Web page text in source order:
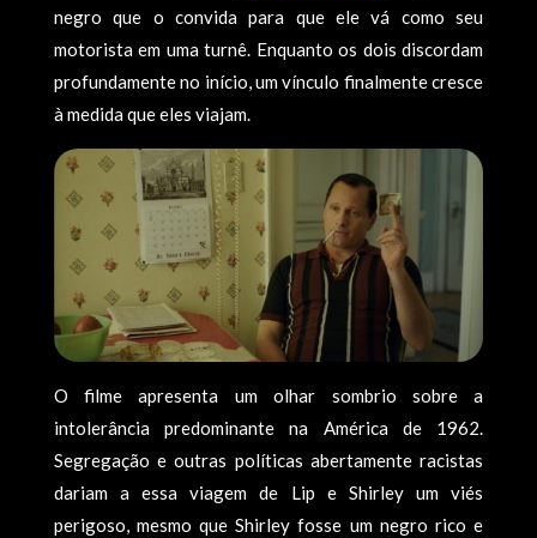
negro que o convida para que ele vá como seu
motorista em uma turnê. Enquanto os dois discordam
profundamente no início, um vínculo finalmente cresce
à medida que eles viajam.
O filme apresenta um olhar sombrio sobre a
intolerância predominante na América de 1962.
Segregação e outras políticas abertamente racistas
dariam a essa viagem de Lip e Shirley um viés
perigoso, mesmo que Shirley fosse um negro rico e